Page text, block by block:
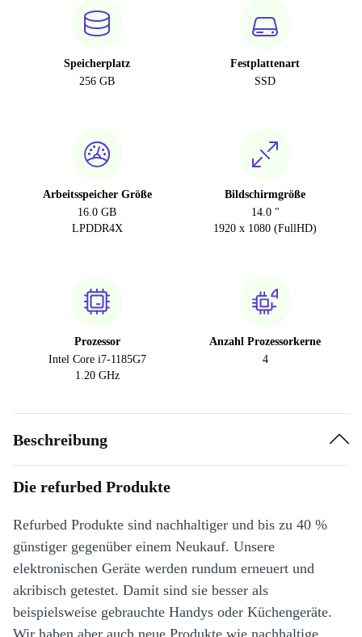
Speicherplatz
256 GB
Festplattenart
SSD
Arbeitsspeicher Größe
16.0 GB
LPDDR4X
Bildschirmgröße
14.0 "
1920 x 1080 (FullHD)
Prozessor
Intel Core i7-1185G7
1.20 GHz
Anzahl Prozessorkerne
4
Beschreibung
Die refurbed Produkte
Refurbed Produkte sind nachhaltiger und bis zu 40 %
günstiger gegenüber einem Neukauf. Unsere
elektronischen Geräte werden rundum erneuert und
akribisch getestet. Damit sind sie besser als
beispielsweise gebrauchte Handys oder Küchengeräte.